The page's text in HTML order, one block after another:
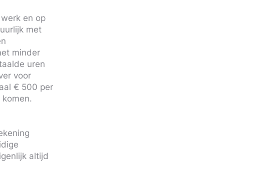
en op
met
minder
uren
voor
€ 500 per
altijd